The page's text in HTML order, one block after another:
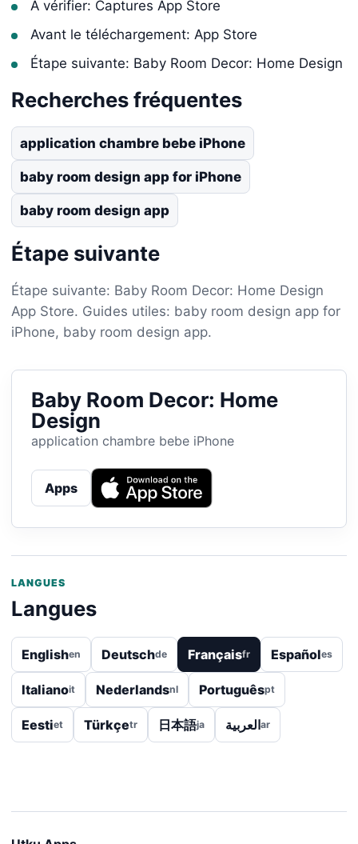
À vérifier: Captures App Store
Avant le téléchargement: App Store
Étape suivante: Baby Room Decor: Home Design
Recherches fréquentes
application chambre bebe iPhone
baby room design app for iPhone
baby room design app
Étape suivante
Étape suivante: Baby Room Decor: Home Design
App Store. Guides utiles: baby room design app for
iPhone, baby room design app.
Baby Room Decor: Home
Design
application chambre bebe iPhone
Apps
LANGUES
Langues
Englishen Deutschde Françaisfr Españoles
Italianoit Nederlandsnl Portuguêspt
Eestiet Türkçetr 日本語ja العربيةar